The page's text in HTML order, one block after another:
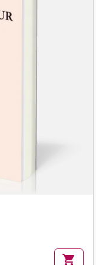
shopping_cart